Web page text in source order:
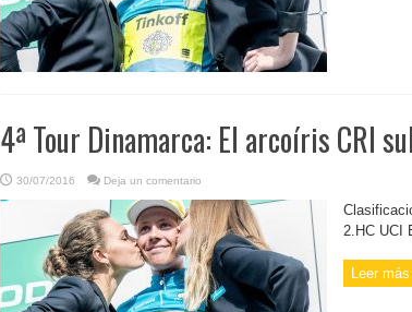
4ª Tour Dinamarca: El arcoíris CRI
30/07/2016 Deja un comentario
2.HC UCI
Leer